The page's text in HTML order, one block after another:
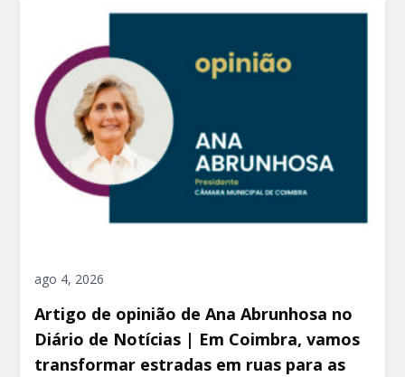
ago 4, 2026
Artigo de opinião de Ana Abrunhosa no
Diário de Notícias | Em Coimbra, vamos
transformar estradas em ruas para as